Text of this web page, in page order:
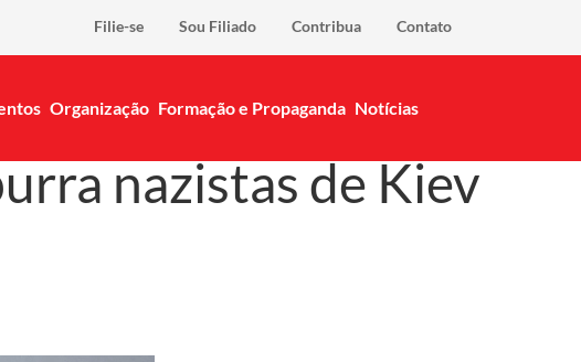
Filie-se Sou Filiado Contribua Contato
Organização Formação e Propaganda Notícias
nazistas de Kiev